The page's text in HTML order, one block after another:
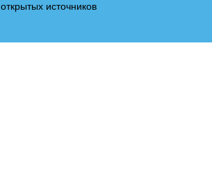
открытых источников